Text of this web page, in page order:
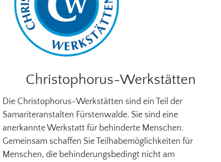
Christophorus-Werkstätten
Die Christophorus-Werkstätten sind ein Teil der
Samariteranstalten Fürstenwalde. Sie sind eine
anerkannte Werkstatt für behinderte Menschen.
Gemeinsam schaffen Sie Teilhabemöglichkeiten für
Menschen, die behinderungsbedingt nicht am